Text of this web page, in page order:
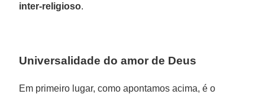
inter-religioso.
Universalidade do amor de Deus
Em primeiro lugar, como apontamos acima, é o